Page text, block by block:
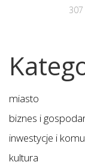
307
miasto
biznes i
inwestycje i
kultura